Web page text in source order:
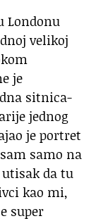
Londonu
velikoj
je
sitnica-
jednog
je portret
samo na
da tu
kao mi,
super